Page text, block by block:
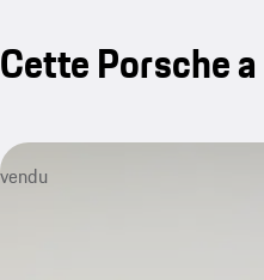
Cette Porsche
vendu